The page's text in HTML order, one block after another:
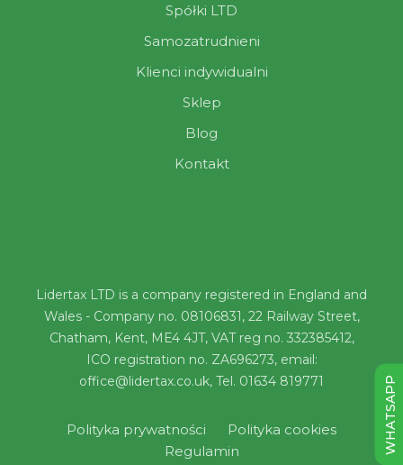
WHATSAPP
Spółki LTD
Samozatrudnieni
Klienci indywidualni
Sklep
Blog
Kontakt
Lidertax LTD is a company registered in England and
Wales - Company no. 08106831, 22 Railway Street,
Chatham, Kent, ME4 4JT, VAT reg no. 332385412,
ICO registration no. ZA696273, email:
office@lidertax.co.uk, Tel. 01634 819771
Polityka prywatności
Polityka cookies
Regulamin